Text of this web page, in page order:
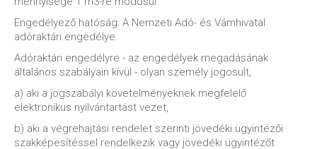
Engedélyező hatóság: A Nemzeti Adó- és Vámhivatal
adóraktári engedélye.
Adóraktári engedélyre - az engedélyek megadásának
általános szabályain kívül - olyan személy jogosult,
a) aki a jogszabályi követelményeknek megfelelő
elektronikus nyilvántartást vezet,
b) aki a végrehajtási rendelet szerinti jövedéki ügyintézői
szakképesítéssel rendelkezik vagy jövedéki ügyintézőt